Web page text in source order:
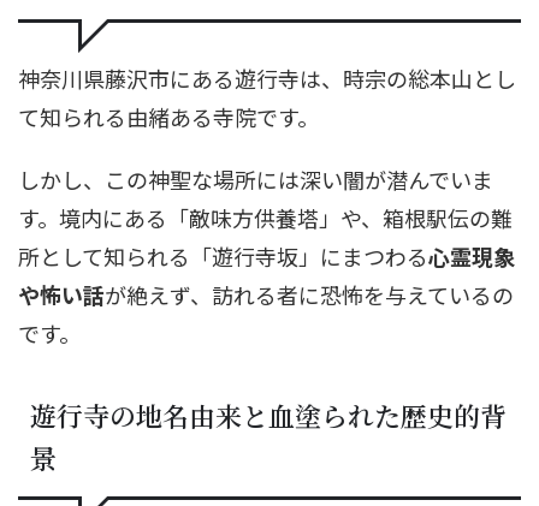
神奈川県藤沢市にある遊行寺は、時宗の総本山とし
て知られる由緒ある寺院です。
しかし、この神聖な場所には深い闇が潜んでいま
す。境内にある「敵味方供養塔」や、箱根駅伝の難
所として知られる「遊行寺坂」にまつわる心霊現象
や怖い話が絶えず、訪れる者に恐怖を与えているの
です。
遊行寺の地名由来と血塗られた歴史的背
景